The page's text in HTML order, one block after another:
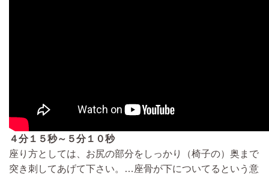
４分１５秒～５分１０秒
座り方としては、お尻の部分をしっかり（椅子の）奥まで
突き刺してあげて下さい。…座骨が下についてるという意